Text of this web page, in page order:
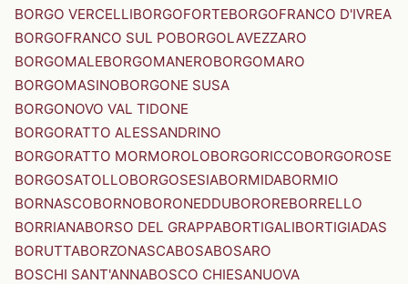
BORGO VERCELLIBORGOFORTEBORGOFRANCO D'IVREA
BORGOFRANCO SUL POBORGOLAVEZZARO
BORGOMALEBORGOMANEROBORGOMARO
BORGOMASINOBORGONE SUSA
BORGONOVO VAL TIDONE
BORGORATTO ALESSANDRINO
BORGORATTO MORMOROLOBORGORICCOBORGOROSE
BORGOSATOLLOBORGOSESIABORMIDABORMIO
BORNASCOBORNOBORONEDDUBOROREBORRELLO
BORRIANABORSO DEL GRAPPABORTIGALIBORTIGIADAS
BORUTTABORZONASCABOSABOSARO
BOSCHI SANT'ANNABOSCO CHIESANUOVA